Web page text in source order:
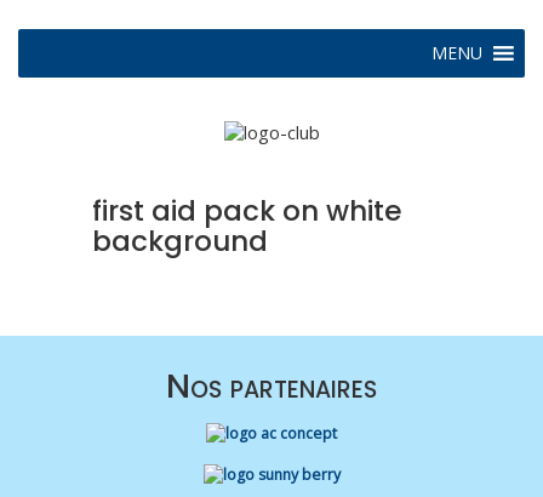
MENU
first aid pack on white
background
Nos partenaires